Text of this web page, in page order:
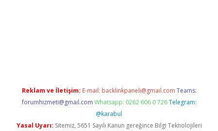
Reklam ve İletişim: E-mail: backlinkpaneli@gmail.com Teams:
forumhizmeti@gmail.com Whatsapp: 0262 606 0 726 Telegram:
@karabul
Yasal Uyarı: Sitemiz, 5651 Sayılı Kanun gereğince Bilgi Teknolojileri